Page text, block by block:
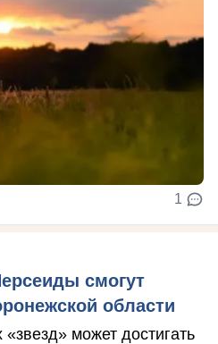
1
смогут
области
может достигать